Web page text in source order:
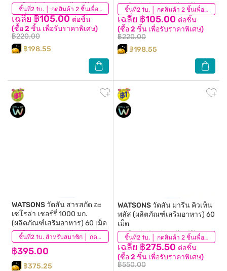
ชิ้นที่2 1บ. │ กดสินค้า 2 ชิ้นเพื่อรับโปรโมชันนี้
เฉลี่ย ฿105.00 ต่อชิ้น
(ซื้อ 2 ชิ้น เพื่อรับราคาพิเศษ)
฿220.00
฿198.55
Product redemption till
15/09/2026
ชิ้นที่2 1บ. │ กดสินค้า 2 ชิ้นเพื่อรับโปรโมชันนี้
เฉลี่ย ฿105.00 ต่อชิ้น
(ซื้อ 2 ชิ้น เพื่อรับราคาพิเศษ)
฿220.00
฿198.55
Product redemption till
15/09/2026
ชิ้นที่2 1บ. สำหรับสมาชิก │ กดสินค้า 2 ชิ้นเพื่อรับโปรโมชันนี้
WATSONS วัตสัน สารสกัด อะ
เซโรล่า เชอร์รี่ 1000 มก.
(ผลิตภัณฑ์เสริมอาหาร) 60 เม็ด
฿395.00
฿375.25
Product redemption till
15/09/2026
ชิ้นที่2 1บ. │ กดสินค้า 2 ชิ้นเพื่อรับโปรโมชันนี้
WATSONS วัตสัน มารีน คิวเท็น
พลัส (ผลิตภัณฑ์เสริมอาหาร) 60
เม็ด
เฉลี่ย ฿275.50 ต่อชิ้น
(ซื้อ 2 ชิ้น เพื่อรับราคาพิเศษ)
฿550.00
Product redemption till
15/09/2026